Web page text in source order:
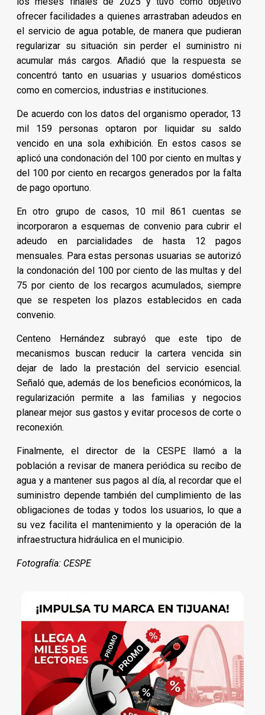
ofrecer facilidades a quienes arrastraban adeudos en
el servicio de agua potable, de manera que pudieran
regularizar su situación sin perder el suministro ni
acumular más cargos. Añadió que la respuesta se
concentró tanto en usuarias y usuarios domésticos
como en comercios, industrias e instituciones.
De acuerdo con los datos del organismo operador, 13
mil 159 personas optaron por liquidar su saldo
vencido en una sola exhibición. En estos casos se
aplicó una condonación del 100 por ciento en multas y
del 100 por ciento en recargos generados por la falta
de pago oportuno.
En otro grupo de casos, 10 mil 861 cuentas se
incorporaron a esquemas de convenio para cubrir el
adeudo en parcialidades de hasta 12 pagos
mensuales. Para estas personas usuarias se autorizó
la condonación del 100 por ciento de las multas y del
75 por ciento de los recargos acumulados, siempre
que se respeten los plazos establecidos en cada
convenio.
Centeno Hernández subrayó que este tipo de
mecanismos buscan reducir la cartera vencida sin
dejar de lado la prestación del servicio esencial.
Señaló que, además de los beneficios económicos, la
regularización permite a las familias y negocios
planear mejor sus gastos y evitar procesos de corte o
reconexión.
Finalmente, el director de la CESPE llamó a la
población a revisar de manera periódica su recibo de
agua y a mantener sus pagos al día, al recordar que el
suministro depende también del cumplimiento de las
obligaciones de todas y todos los usuarios, lo que a
su vez facilita el mantenimiento y la operación de la
infraestructura hidráulica en el municipio.
Fotografía: CESPE